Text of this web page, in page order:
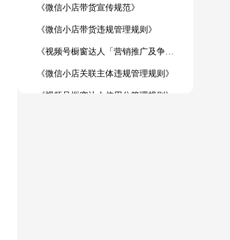
《微信小店带货宣传规范》
《微信小店带货违规管理规则》
《视频号橱窗达人「营销推广及争议处理」规范》
《微信小店关联主体违规管理规则》
《视频号橱窗达人信用分管理规则》